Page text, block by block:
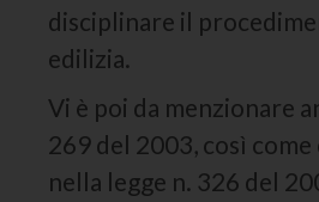
disciplinare il
edilizia.
Vi è poi da menzionare
269 del 2003, così
nella legge n. 326 del